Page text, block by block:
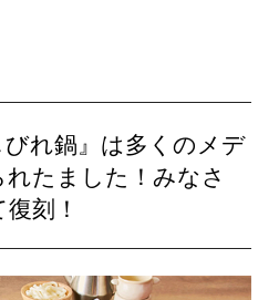
びれ鍋』は多くのメデ
たました！みなさ
刻！